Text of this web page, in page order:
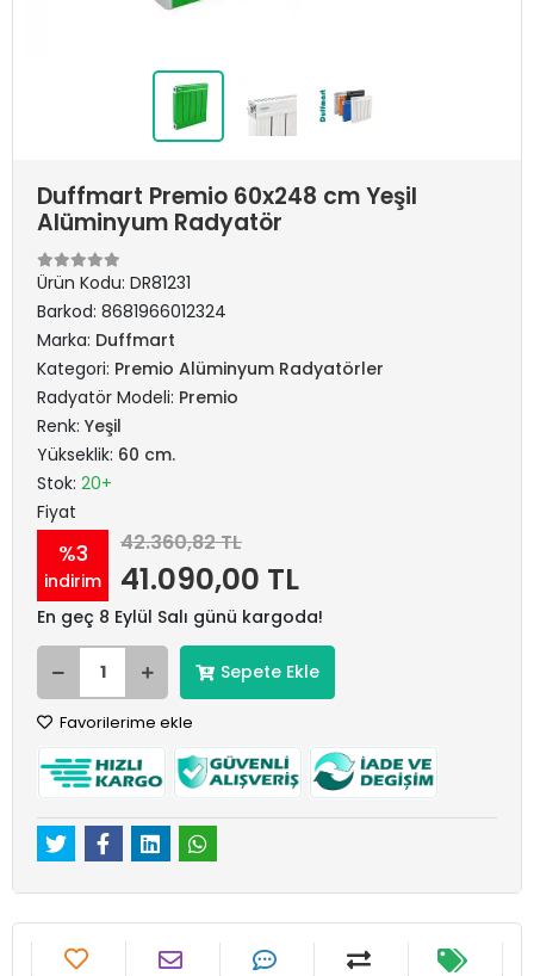
Duffmart Premio 60x248 cm Yeşil
Alüminyum Radyatör
Ürün Kodu: DR81231
Barkod: 8681966012324
Marka: Duffmart
Kategori: Premio Alüminyum Radyatörler
Radyatör Modeli: Premio
Renk: Yeşil
Yükseklik: 60 cm.
Stok: 20+
Fiyat
%3
indirim
42.360,82 TL
41.090,00 TL
En geç 8 Eylül Salı günü kargoda!
Sepete Ekle
Favorilerime ekle